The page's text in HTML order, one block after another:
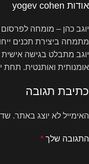
אודות yogev cohen
מתמחה ביצירת תכנים
יוגב מתבלט בגישה אישית
אומנותית ואותנטית. תחת
כתיבת תגובה
האימייל לא יוצג באתר.
התגובה שלך *